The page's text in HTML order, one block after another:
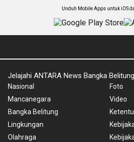
Unduh Mobile Apps untuk iOS
Jelajahi ANTARA News Bangka Belitung
Nasional
Mancanegara
Bangka Belitung
Lingkungan
Olahraga
Foto
Video